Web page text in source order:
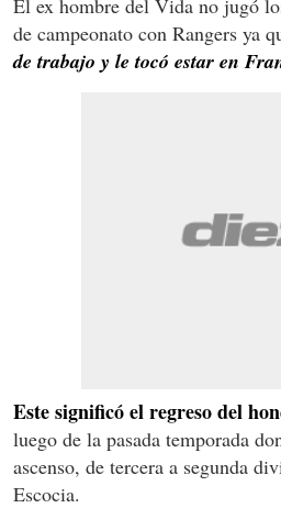
de campeonato con Rangers ya
de trabajo y le tocó estar en
Este significó el regreso del
luego de la pasada temporada
ascenso, de tercera a segunda
Escocia.